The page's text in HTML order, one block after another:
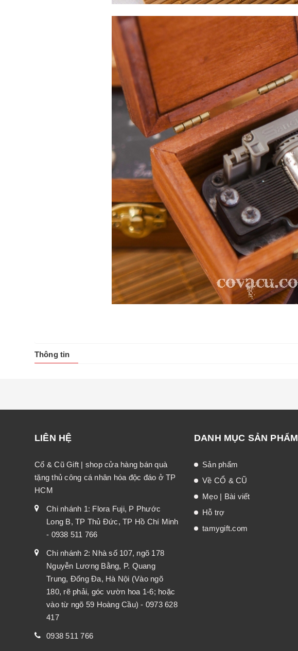
Thông tin
LIÊN HỆ
Cổ & Cũ Gift | shop cửa hàng bán quà
tặng thủ công cá nhân hóa độc đáo ở TP
HCM
Chi nhánh 1: Flora Fuji, P Phước
Long B, TP Thủ Đức, TP Hồ Chí Minh
- 0938 511 766
Chi nhánh 2: Nhà số 107, ngõ 178
Nguyễn Lương Bằng, P. Quang
Trung, Đống Đa, Hà Nội (Vào ngõ
180, rẽ phải, góc vườn hoa 1-6; hoặc
vào từ ngõ 59 Hoàng Cầu) - 0973 628
417
0938 511 766
DANH MỤC SẢN PHẨM
Sản phẩm
Về CỔ & CŨ
Mẹo | Bài viết
Hỗ trợ
tamygift.com